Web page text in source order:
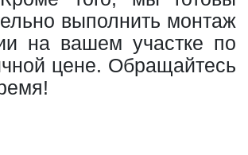
выполнить монтаж
на вашем участке по
цене. Обращайтесь